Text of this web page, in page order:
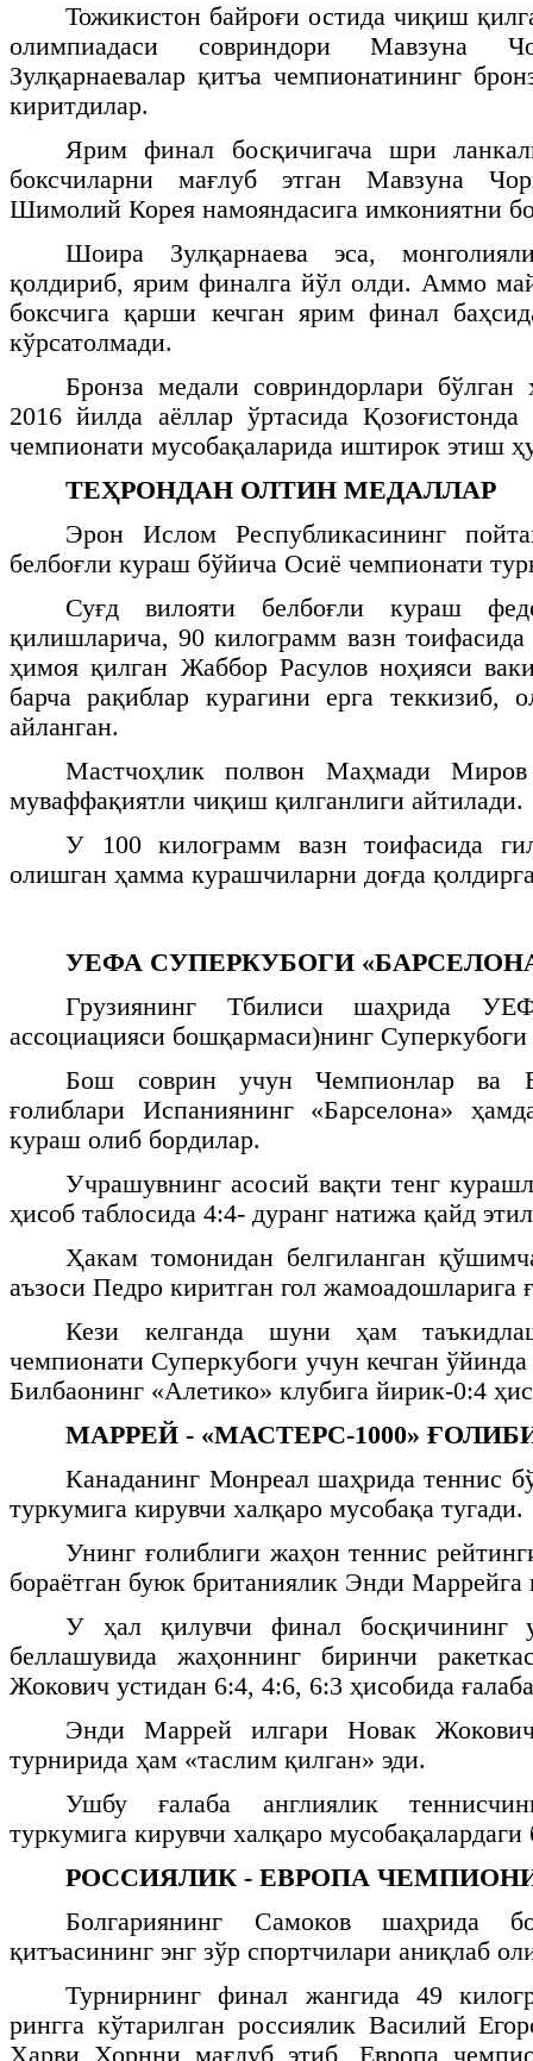
Тожикистон байроғи остида чиқиш
олимпиадаси совриндори Мавзуна
Зулқарнаевалар қитъа чемпионатининг
киритдилар.
Ярим финал босқичигача шри
боксчиларни мағлуб этган Мавзуна
Шимолий Корея намояндасига имкониятни
Шоира Зулқарнаева эса,
қолдириб, ярим финалга йўл олди. Аммо
боксчига қарши кечган ярим финал
кўрсатолмади.
Бронза медали совриндорлари
2016 йилда аёллар ўртасида Қозоғистонда
чемпионати мусобақаларида иштирок этиш
ТЕҲРОНДАН ОЛТИН МЕДАЛЛАР
Эрон Ислом Республикасининг
белбоғли кураш бўйича Осиё чемпионати
Суғд вилояти белбоғли кураш
қилишларича, 90 килограмм вазн
ҳимоя қилган Жаббор Расулов ноҳияси
барча рақиблар курагини ерга теккизиб,
айланган.
Мастчоҳлик полвон Маҳмади
муваффақиятли чиқиш қилганлиги айтилади.
У 100 килограмм вазн тоифасида
олишган ҳамма курашчиларни доғда
УЕФА СУПЕРКУБОГИ
Грузиянинг Тбилиси шаҳрида
ассоциацияси бошқармаси)нинг Суперкубоги
Бош соврин учун Чемпионлар ва
ғолиблари Испаниянинг «Барселона»
кураш олиб бордилар.
Учрашувнинг асосий вақти тенг
ҳисоб таблосида 4:4- дуранг натижа қайд
Ҳакам томонидан белгиланган
аъзоси Педро киритган гол жамоадошларига
Кези келганда шуни ҳам
чемпионати Суперкубоги учун кечган
Билбаонинг «Алетико» клубига йирик-0:4
МАРРЕЙ - «МАСТЕРС-1000»
Канаданинг Монреал шаҳрида теннис
туркумига кирувчи халқаро мусобақа тугади.
Унинг ғолиблиги жаҳон теннис
бораётган буюк британиялик Энди Маррейга
У ҳал қилувчи финал босқичининг
беллашувида жаҳоннинг биринчи
Жокович устидан 6:4, 4:6, 6:3 ҳисобида
Энди Маррей илгари Новак
турнирида ҳам «таслим қилган» эди.
Ушбу ғалаба англиялик
туркумига кирувчи халқаро
РОССИЯЛИК - ЕВРОПА
Болгариянинг Самоков шаҳрида
қитъасининг энг зўр спортчилари аниқлаб
Турнирнинг финал жангида 49
рингга кўтарилган россиялик Василий
Харви Хорнни мағлуб этиб, Европа